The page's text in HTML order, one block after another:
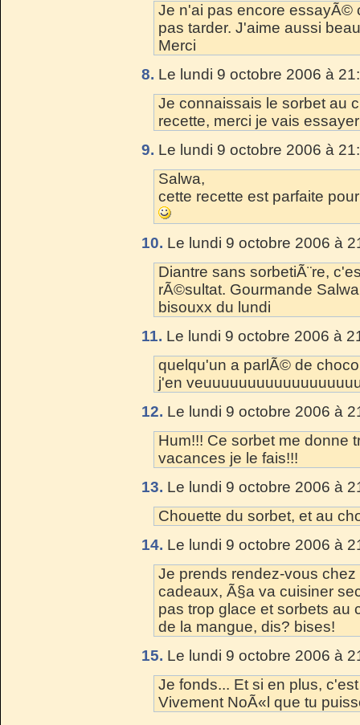
Je n'ai pas encore essayÃ©
pas tarder. J'aime aussi
Merci
8. Le lundi 9 octobre 2006 à
Je connaissais le sorbet au
recette, merci je vais
9. Le lundi 9 octobre 2006 à
Salwa,
cette recette est parfaite
10. Le lundi 9 octobre 2006 à
Diantre sans sorbetiÃ¨re,
rÃ©sultat. Gourmande
bisouxx du lundi
11. Le lundi 9 octobre 2006 à
quelqu'un a parlÃ© de
j'en
12. Le lundi 9 octobre 2006 à
Hum!!! Ce sorbet me donne
vacances je le fais!!!
13. Le lundi 9 octobre 2006 à
Chouette du sorbet, et au
14. Le lundi 9 octobre 2006 à
Je prends rendez-vous
cadeaux, Ã§a va cuisiner
pas trop glace et sorbets au
de la mangue, dis? bises!
15. Le lundi 9 octobre 2006 à
Je fonds... Et si en plus,
Vivement NoÃ«l que tu